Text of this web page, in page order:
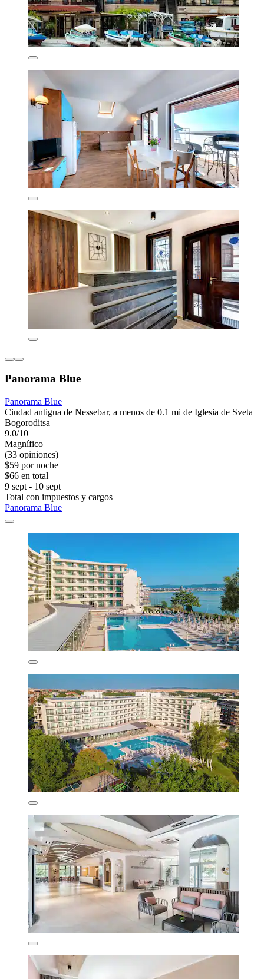
Panorama Blue
Panorama Blue
Ciudad antigua de Nessebar, a menos de 0.1 mi de Iglesia de Sveta
Bogoroditsa
9.0/10
Magnífico
(33 opiniones)
$59 por noche
$66 en total
9 sept - 10 sept
Total con impuestos y cargos
Panorama Blue